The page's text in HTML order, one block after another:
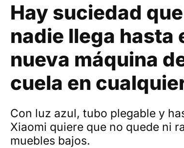
Hay suciedad
nadie llega hasta
nueva máquina
cuela en
Con luz azul, tubo plegable y
Xiaomi quiere que no quede ni
muebles bajos.